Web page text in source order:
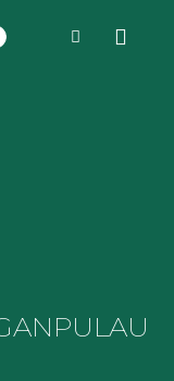
PULAU